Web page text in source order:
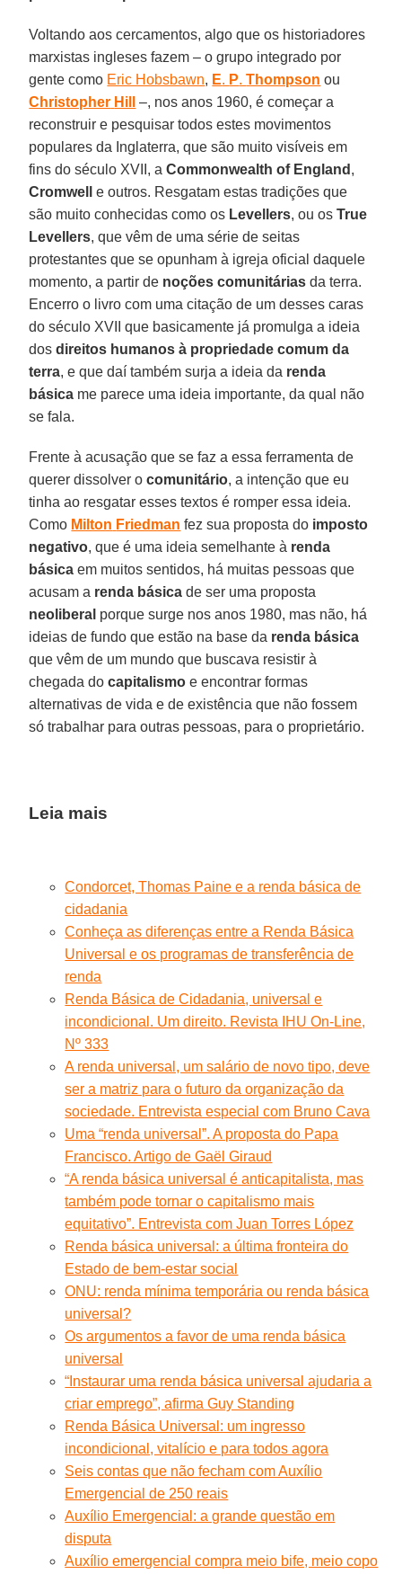
Voltando aos cercamentos, algo que os historiadores
marxistas ingleses fazem – o grupo integrado por
gente como Eric Hobsbawn, E. P.Thompson ou
Christopher Hill
–, nos anos 1960, é começar a
reconstruir e pesquisar todos estes movimentos
populares da Inglaterra, que são muito visíveis em
fins do século XVII, aCommonwealth of England ,
Cromwell
e outros. Resgatam estas tradições que
são muito conhecidas como os Levellers, ou osTrue
Levellers, que vêm de uma série de seitas
protestantes que se opunham à igreja oficial daquele
momento, a partir de noções comunitárias da terra.
Encerro o livro com uma citação de um desses caras
do século XVII que basicamente já promulga a ideia
dosdireitos humanos à propriedade comum da
terra, e que daí também surja a ideia da renda
básica me parece uma ideia importante, da qual não
se fala.
Frente à acusação que se faz a essa ferramenta de
querer dissolver ocomunitário, a intenção que eu
tinha ao resgatar esses textos é romper essa ideia.
Como Milton Friedman fez sua proposta do imposto
negativo, que é uma ideia semelhante à renda
básica em muitos sentidos, há muitas pessoas que
acusam a renda básica de ser uma proposta
neoliberal porque surge nos anos 1980, mas não, há
ideias de fundo que estão na base da renda básica
que vêm de um mundo que buscava resistir à
chegada docapitalismo e encontrar formas
alternativas de vida e de existência que não fossem
só trabalhar para outras pessoas, para o proprietário.
Leia mais
Condorcet, Thomas Paine e a renda básica de
cidadania
Conheça as diferenças entre a Renda Básica
Universal e os programas de transferência de
renda
Renda Básica de Cidadania, universal e
incondicional. Um direito. Revista IHU On-Line,
Nº 333
A renda universal, um salário de novo tipo, deve
ser a matriz para o futuro da organização da
sociedade. Entrevista especial com Bruno Cava
Uma “renda universal”. A proposta do Papa
Francisco. Artigo de Gaël Giraud
“A renda básica universal é anticapitalista, mas
também pode tornar o capitalismo mais
equitativo”. Entrevista com Juan Torres López
Renda básica universal: a última fronteira do
Estado de bem-estar social
ONU: renda mínima temporária ou renda básica
universal?
Os argumentos a favor de uma renda básica
universal
“Instaurar uma renda básica universal ajudaria a
criar emprego”, afirma Guy Standing
Renda Básica Universal: um ingresso
incondicional, vitalício e para todos agora
Seis contas que não fecham com Auxílio
Emergencial de 250 reais
Auxílio Emergencial: a grande questão em
disputa
Auxílio emergencial compra meio bife, meio copo